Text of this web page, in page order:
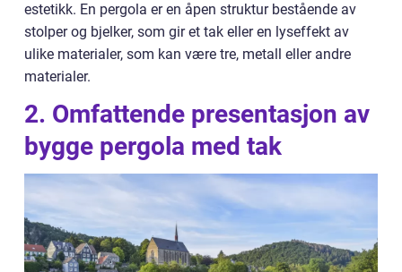
estetikk. En pergola er en åpen struktur bestående av
stolper og bjelker, som gir et tak eller en lyseffekt av
ulike materialer, som kan være tre, metall eller andre
materialer.
2. Omfattende presentasjon av
bygge pergola med tak